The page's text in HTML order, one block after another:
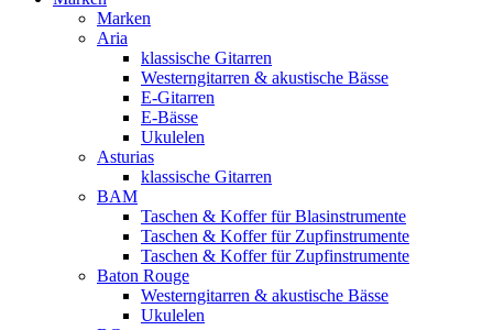
Marken
Aria
klassische Gitarren
Westerngitarren & akustische Bässe
E-Gitarren
E-Bässe
Ukulelen
Asturias
klassische Gitarren
BAM
Taschen & Koffer für Blasinstrumente
Taschen & Koffer für Zupfinstrumente
Taschen & Koffer für Zupfinstrumente
Baton Rouge
Westerngitarren & akustische Bässe
Ukulelen